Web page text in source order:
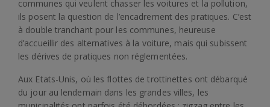
communes qui veulent chasser les voitures et la pollution,
ils posent la question de l’encadrement des pratiques. C’est
à double tranchant pour les communes, heureuse
d’accueillir des alternatives à la voiture, mais qui subissent
les dérives de pratiques non réglementées.
Aux Etats-Unis, où les flottes de trottinettes ont débarqué
du jour au lendemain dans les grandes villes, les